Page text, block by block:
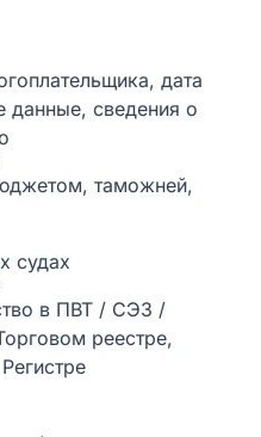
дата
данные, сведения о
таможней,
судах
в ПВТ / СЭЗ /
реестре,